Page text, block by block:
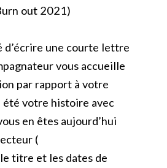
out 2021)
d’écrire une courte lettre
vous accueille
par rapport à votre
été votre histoire avec
en êtes aujourd’hui
(
titre et les dates de